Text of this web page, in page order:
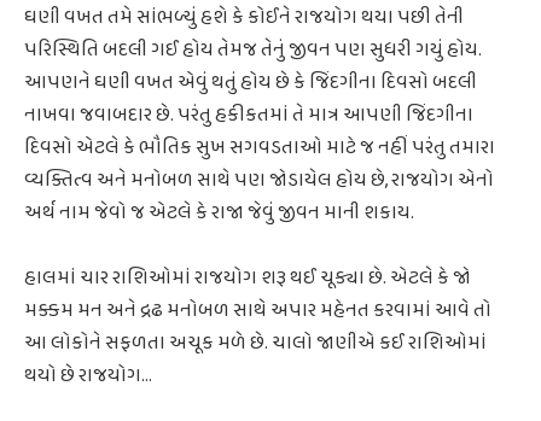
ઘણી વખત તમે સાંભળ્યું હશે કે કોઈને રાજયોગ થયા પછી તેની
પરિસ્થિતિ બદલી ગઈ હોય તેમજ તેનું જીવન પણ સુધરી ગયું હોય.
આપણને ઘણી વખત એવું થતું હોય છે કે જિંદગીના દિવસો બદલી
નાખવા જવાબદાર છે. પરંતુ હકીકતમાં તે માત્ર આપણી જિંદગીના
દિવસો એટલે કે ભૌતિક સુખ સગવડતાઓ માટે જ નહીં પરંતુ તમારા
વ્યક્તિત્વ અને મનોબળ સાથે પણ જોડાયેલ હોય છે, રાજયોગ એનો
અર્થ નામ જેવો જ એટલે કે રાજા જેવું જીવન માની શકાય.
હાલમાં ચાર રાશિઓમાં રાજયોગ શરૂ થઈ ચૂક્યા છે. એટલે કે જો
મક્કમ મન અને દ્રઢ મનોબળ સાથે અપાર મહેનત કરવામાં આવે તો
આ લોકોને સફળતા અચૂક મળે છે. ચાલો જાણીએ કઈ રાશિઓમાં
થયો છે રાજયોગ...